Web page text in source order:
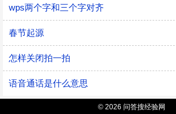
wps两个字和三个字对齐
春节起源
怎样关闭拍一拍
语音通话是什么意思
© 2026 问答搜经验网